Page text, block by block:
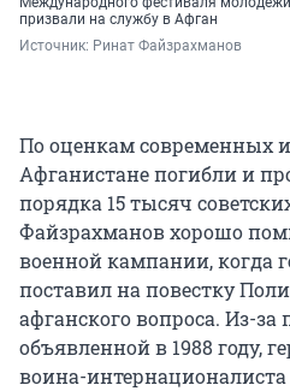
призвали на службу в Афган
Источник: Ринат Файзрахманов
По оценкам современных
Афганистане погибли и
порядка 15 тысяч
Файзрахманов хорошо
военной кампании, когда
поставил на повестку
афганского вопроса. Из-за
объявленной в 1988 году,
воина-интернационалиста